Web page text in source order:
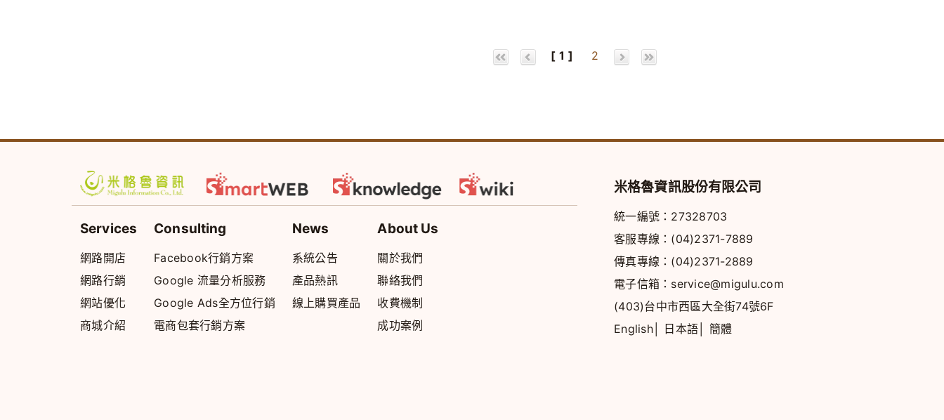
[ 1 ] 2
Services
網路開店
網路行銷
網站優化
商城介紹
Consulting
Facebook行銷方案
Google 流量分析服務
Google Ads全方位行銷
電商包套行銷方案
News
系統公告
產品熱訊
線上購買產品
About Us
關於我們
聯絡我們
收費機制
成功案例
米格魯資訊股份有限公司
統一編號：27328703
客服專線： (04)2371-7889
傳真專線：(04)2371-2889
電子信箱： service@migulu.com
(403)台中市西區大全街74號6F
English│ 日本語 簡體